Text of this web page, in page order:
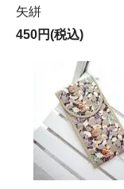
矢絣
450円(税込)